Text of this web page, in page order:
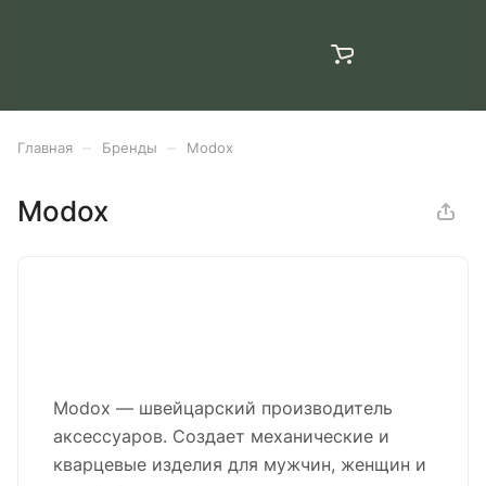
Главная Бренды Modox
Modox
Modox — швейцарский производитель
аксессуаров. Создает механические и
кварцевые изделия для мужчин, женщин и